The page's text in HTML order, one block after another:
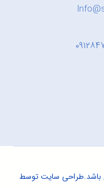
طراحی سایتتوسط